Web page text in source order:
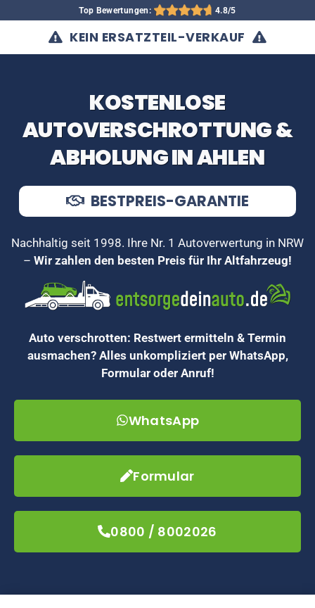
Top Bewertungen: 4.8/5
KEIN ERSATZTEIL-VERKAUF
KOSTENLOSE
AUTOVERSCHROTTUNG &
ABHOLUNG IN AHLEN
BESTPREIS-GARANTIE
Nachhaltig seit 1998. Ihre Nr. 1 Autoverwertung in NRW
– Wir zahlen den besten Preis für Ihr Altfahrzeug!
Auto verschrotten: Restwert ermitteln & Termin
ausmachen? Alles unkompliziert per WhatsApp,
Formular oder Anruf!
WhatsApp
Formular
0800 / 8002026